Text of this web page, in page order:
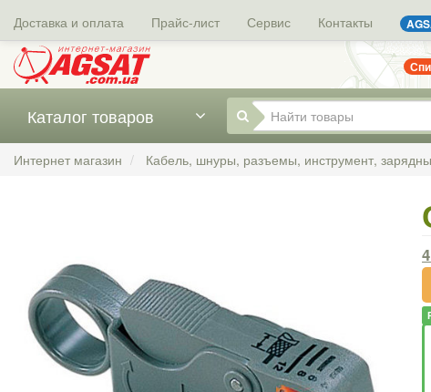
Доставка и оплата Прайс-лист Сервис Контакты
Каталог товаров
Интернет магазин Кабель, шнуры, разъемы, инструмент,
4